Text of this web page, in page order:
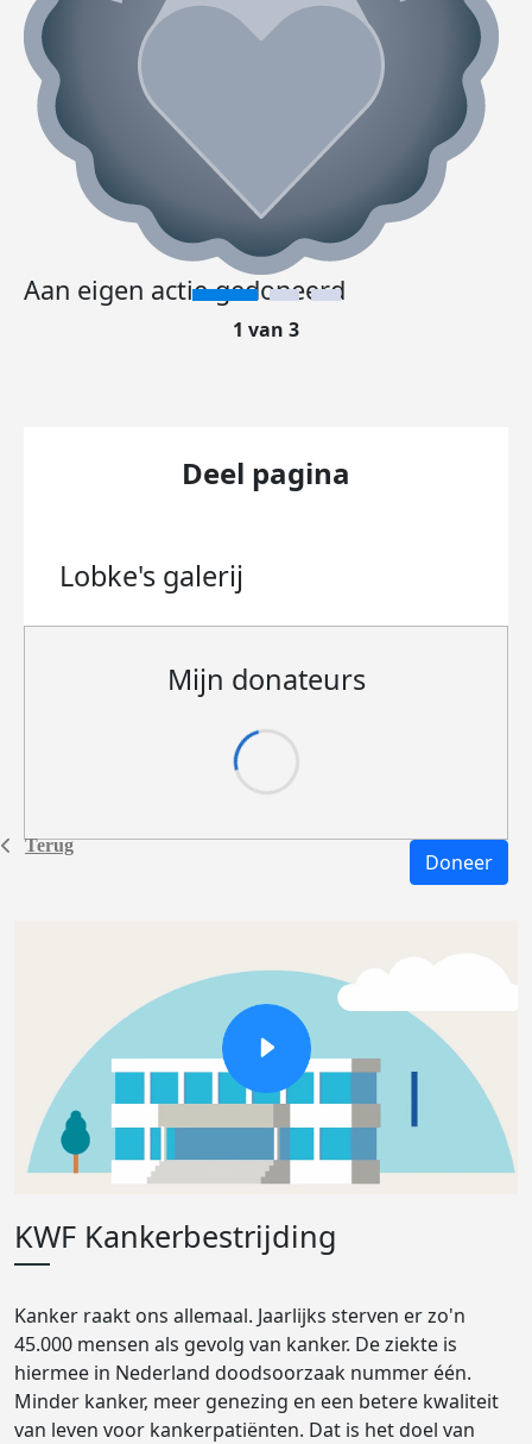
Terug
Aan eigen actie gedoneerd
1 van 3
Deel pagina
Lobke's galerij
Mijn donateurs
Doneer
KWF Kankerbestrijding
Kanker raakt ons allemaal. Jaarlijks sterven er zo'n
45.000 mensen als gevolg van kanker. De ziekte is
hiermee in Nederland doodsoorzaak nummer één.
Minder kanker, meer genezing en een betere kwaliteit
van leven voor kankerpatiënten. Dat is het doel van